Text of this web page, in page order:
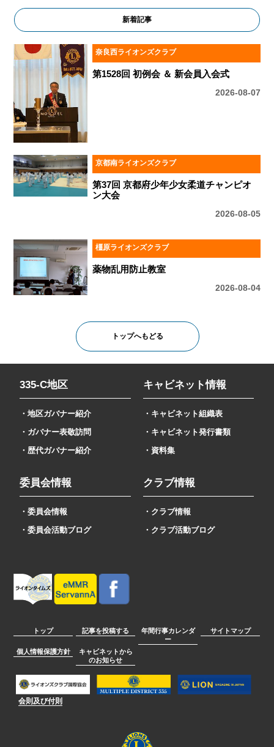
新着記事
奈良西ライオンズクラブ
第1528回 初例会 ＆ 新会員入会式
2026-08-07
京都南ライオンズクラブ
第37回 京都府少年少女柔道チャンピオ
ン大会
2026-08-05
橿原ライオンズクラブ
薬物乱用防止教室
2026-08-04
トップへもどる
335-C地区
・地区ガバナー紹介
・ガバナー表敬訪問
・歴代ガバナー紹介
キャビネット情報
・キャビネット組織表
・キャビネット発行書類
・資料集
委員会情報
・委員会情報
・委員会活動ブログ
クラブ情報
・クラブ情報
・クラブ活動ブログ
トップ 記事を投稿する
年間行事カレンダ
ー
サイトマップ
個人情報保護方針
キャビネットから
のお知らせ
会則及び付則